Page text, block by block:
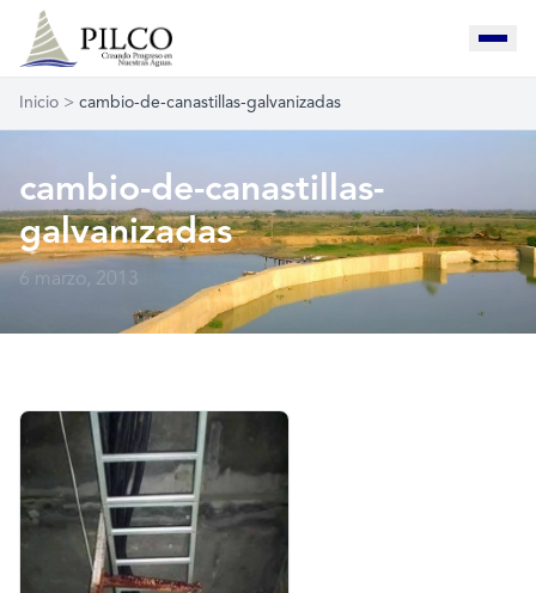
Inicio > cambio-de-canastillas-galvanizadas
cambio-de-canastillas-
galvanizadas
6 marzo, 2013